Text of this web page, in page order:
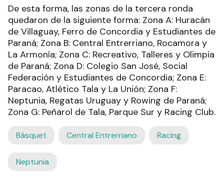
De esta forma, las zonas de la tercera ronda
quedaron de la siguiente forma: Zona A: Huracán
de Villaguay, Ferro de Concordia y Estudiantes de
Paraná; Zona B: Central Entrerriano, Rocamora y
La Armonía; Zona C: Recreativo, Talleres y Olimpia
de Paraná; Zona D: Colegio San José, Social
Federación y Estudiantes de Concordia; Zona E:
Paracao, Atlético Tala y La Unión; Zona F:
Neptunia, Regatas Uruguay y Rowing de Paraná;
Zona G: Peñarol de Tala, Parque Sur y Racing Club.
Básquet Central Entrerriano Racing
Neptunia